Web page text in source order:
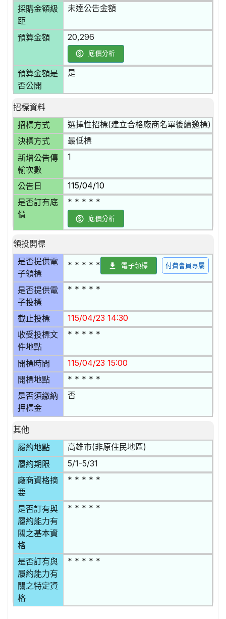
採購金額級
距
未達公告金額
預算金額 20,296
底價分析
預算金額是
否公開
是
招標資料
招標方式
選擇性招標(建立合格廠商名單後續邀標)
決標方式 最低標
新增公告傳
輸次數
1
公告日 115/04/10
是否訂有底
價
* * * * *
底價分析
領投開標
是否提供電
子領標
* * * * * 電子領標 付費會員專屬
是否提供電
子投標
* * * * *
截止投標 115/04/23 14:30
收受投標文
件地點
* * * * *
開標時間 115/04/23 15:00
開標地點 * * * * *
是否須繳納
押標金
否
其他
履約地點
高雄市(非原住民地區)
履約期限 5/1-5/31
廠商資格摘
要
* * * * *
是否訂有與
履約能力有
關之基本資
格
* * * * *
是否訂有與
履約能力有
關之特定資
格
* * * * *